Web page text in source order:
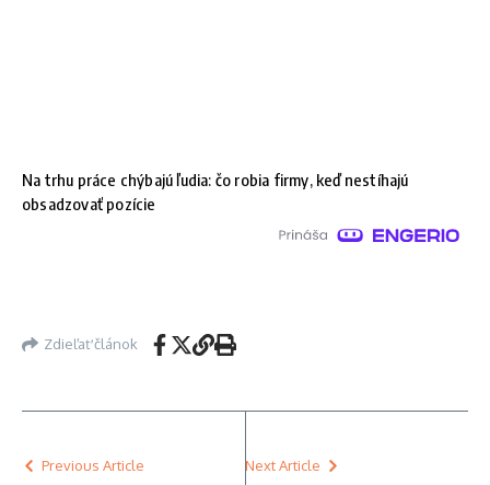
Na trhu práce chýbajú ľudia: čo robia firmy, keď nestíhajú
obsadzovať pozície
Zdieľať článok
Previous Article Next Article